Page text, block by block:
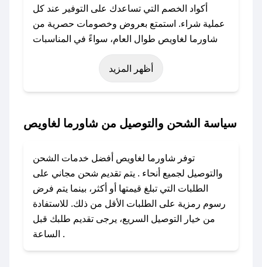
أكواد الخصم التي تساعدك على التوفير عند كل
عملية شراء. استمتع بعروض وخصومات حصرية من
شاورما لغاويص طوال العام، سواءً في المناسبات
مثل عيد الفطر، عيد الأضحى، الجمعة البيضاء (شهر
نوفمبر)، رمضان، اليوم الوطني، يوم التأسيس، أو
حتى عروض خاصة أخرى.
لغاويص؟
كود خصم شاورما لغاويص. وفي حال عدم توفر
الكوبون، تواصل معنا عبر تويتر أو البريد الإلكتروني
لإضافته بسرعة.
### كيفية استخدام كود خصم شاورما لغاويص؟
1. انسخ كود الخصم من تطبيق صحصح.
2. الصقه في خانة الدفع عند التسوق من شاورما
أظهر المزيد
سياسة الشحن والتوصيل من شاورما لغاويص
توفر شاورما لغاويص أفضل خدمات الشحن
والتوصيل لجميع أنحاء . يتم تقديم شحن مجاني على
الطلبات التي تبلغ قيمتها أو أكثر، بينما يتم فرض
رسوم رمزية على الطلبات الأقل من ذلك. للاستفادة
من خيار التوصيل السريع، يرجى تقديم طلبك قبل
الساعة .